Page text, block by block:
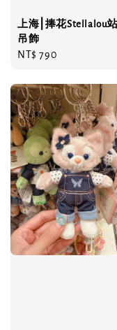
上海⎮捧花Stellalou
吊飾
Regular
NT$ 790